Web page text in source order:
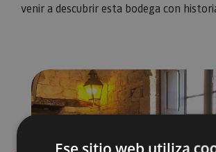
venir a descubrir esta bodega con
Ese sitio web utiliza